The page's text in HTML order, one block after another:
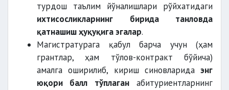
турдош таълим йўналишлари рўйхатидаги
ихтисосликларнинг бирида танловда
қатнашиш ҳуқуқига эгалар.
Магистратурага қабул барча учун (ҳам
грантлар, ҳам тўлов-контракт бўйича)
амалга оширилиб, кириш синовларида энг
юқори балл тўплаганабитуриентларнинг